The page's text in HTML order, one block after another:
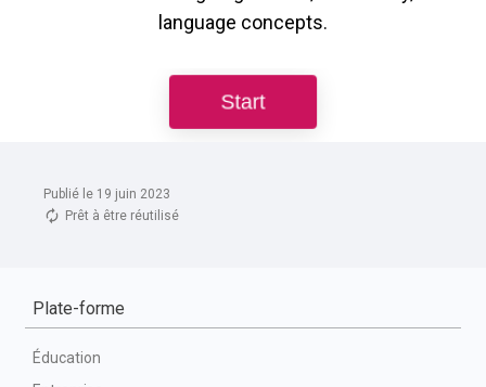
Publié le 19 juin 2023
Prêt à être réutilisé
Plate-forme
Éducation